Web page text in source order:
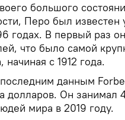
большого
Перо был известен
годах. В первый раз
что было самой
начиная с 1912 года.
данным
долларов. Он занимал
мира в 2019 году.